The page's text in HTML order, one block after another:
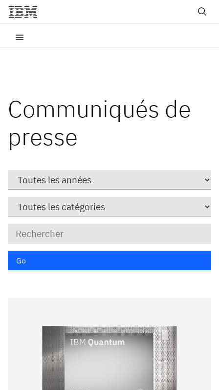
Communiqués de
presse
clé
Go